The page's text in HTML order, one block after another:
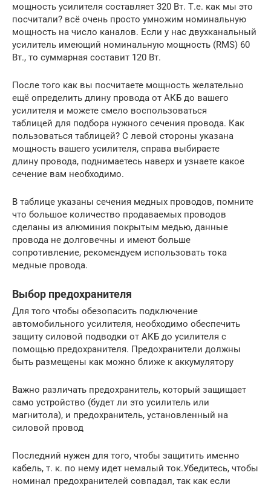
мощность усилителя составляет 320 Вт. Т.е. как мы это
посчитали? всё очень просто умножим номинальную
мощность на число каналов. Если у нас двухканальный
усилитель имеющий номинальную мощность (RMS) 60
Вт., то суммарная составит 120 Вт.
После того как вы посчитаете мощность желательно
ещё определить длину провода от АКБ до вашего
усилителя и можете смело воспользоваться
таблицей для подбора нужного сечения провода. Как
пользоваться таблицей? С левой стороны указана
мощность вашего усилителя, справа выбираете
длину провода, поднимаетесь наверх и узнаете какое
сечение вам необходимо.
В таблице указаны сечения медных проводов, помните
что большое количество продаваемых проводов
сделаны из алюминия покрытым медью, данные
провода не долговечны и имеют больше
сопротивление, рекомендуем использовать тока
медные провода.
Выбор предохранителя
Для того чтобы обезопасить подключение
автомобильного усилителя, необходимо обеспечить
защиту силовой подводки от АКБ до усилителя с
помощью предохранителя. Предохранители должны
быть размещены как можно ближе к аккумулятору
Важно различать предохранитель, который защищает
само устройство (будет ли это усилитель или
магнитола), и предохранитель, установленный на
силовой провод
Последний нужен для того, чтобы защитить именно
кабель, т. к. по нему идет немалый ток.Убедитесь, чтобы
номинал предохранителей совпадал, так как если